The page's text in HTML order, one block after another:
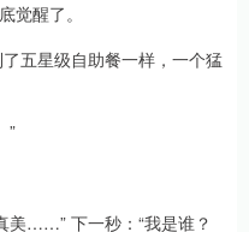
觉醒了。
五星级自助餐一样，一个猛
”
美……” 下一秒：“我是谁？